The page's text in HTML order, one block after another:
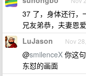
37 了，身体还行，
兄友弟恭，夫妻恩
LuJason Nov
@smilenceX 你这
东怼的画面